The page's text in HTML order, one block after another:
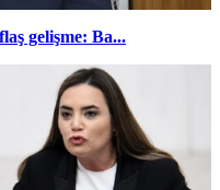
gelişme: Ba...